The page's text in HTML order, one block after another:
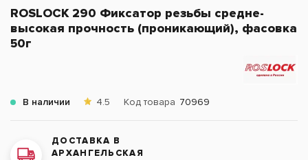
ROSLOCK 290 Фиксатор резьбы средне-
высокая прочность (проникающий), фасовка
50г
В наличии 4.5 Код товара 70969
ДОСТАВКА В
АРХАНГЕЛЬСКАЯ